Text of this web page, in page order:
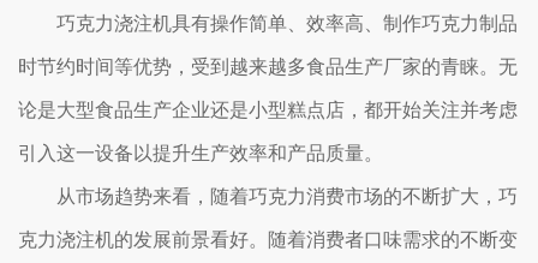
巧克力浇注机具有操作简单、效率高、制作巧克力制品
时节约时间等优势，受到越来越多食品生产厂家的青睐。无
论是大型食品生产企业还是小型糕点店，都开始关注并考虑
引入这一设备以提升生产效率和产品质量。
从市场趋势来看，随着巧克力消费市场的不断扩大，巧
克力浇注机的发展前景看好。随着消费者口味需求的不断变